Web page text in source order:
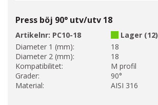
Press böj 90° utv/utv 18
Artikelnr: PC10-18
Lager (12)
Diameter 1 (mm):
18
Diameter 2 (mm):
18
Kompatibilitet:
M profil
Grader:
90°
Material:
AISI 316